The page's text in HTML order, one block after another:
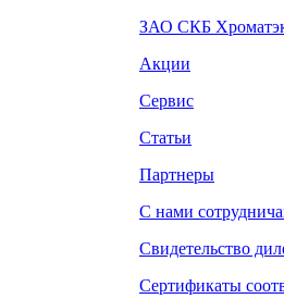
ЗАО СКБ
Акции
Сервис
Статьи
Партнеры
С нами
Свидетельство
Сертификаты